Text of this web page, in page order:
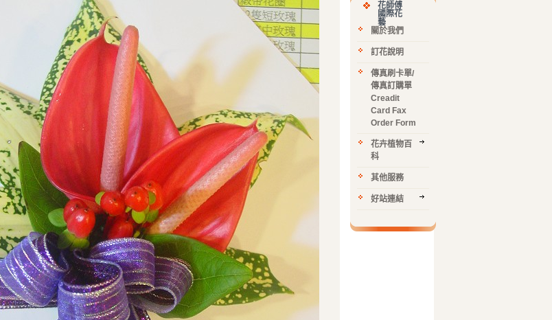
花師傅
國際花
藝
關於我們
訂花說明
傳真刷卡單/
傳真訂購單
Creadit
Card Fax
Order Form
花卉植物百
科
其他服務
好站連結